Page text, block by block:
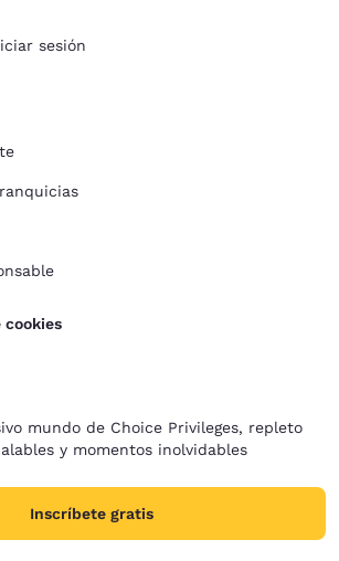
sesión
cookies
mundo de Choice Privileges, repleto
y momentos inolvidables
Inscríbete gratis